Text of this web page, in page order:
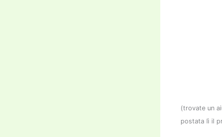
(trovate un
postata lì il